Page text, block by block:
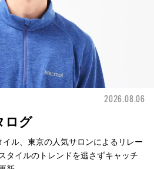
2026.08.06
ログ
ル、東京の人気サロンによるリレー
タイルのトレンドを逃さずキャッチ